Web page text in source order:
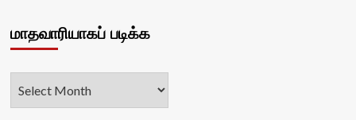
மாதவாரியாகப் படிக்க